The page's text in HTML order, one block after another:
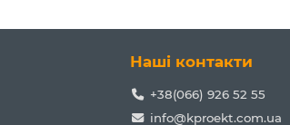
Наші контакти
+38(066) 926 52 55
info@kproekt.com.ua